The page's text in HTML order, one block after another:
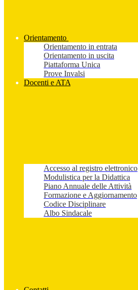
Orientamento
Orientamento in entrata
Orientamento in uscita
Piattaforma Unica
Prove Invalsi
Docenti e ATA
Accesso al registro elettronico
Modulistica per la Didattica
Piano Annuale delle Attività
Formazione e Aggiornamento
Codice Disciplinare
Albo Sindacale